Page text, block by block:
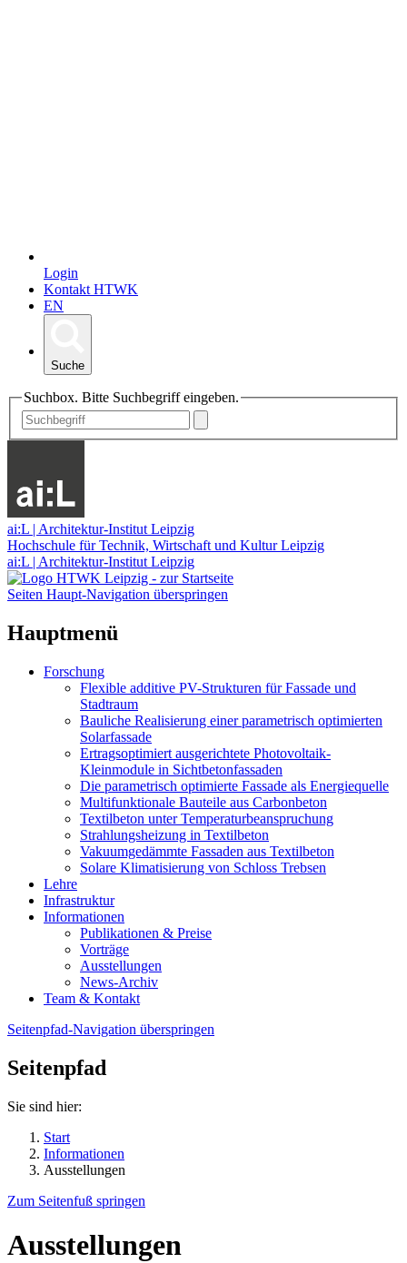
Login
Kontakt HTWK
EN
Suche
Suchbox. Bitte Suchbegriff eingeben.
ai:L | Architektur-Institut Leipzig
Hochschule für Technik, Wirtschaft und Kultur Leipzig
ai:L | Architektur-Institut Leipzig
Seiten Haupt-Navigation überspringen
Hauptmenü
Forschung
Flexible additive PV-Strukturen für Fassade und
Stadtraum
Bauliche Realisierung einer parametrisch optimierten
Solarfassade
Ertragsoptimiert ausgerichtete Photovoltaik-
Kleinmodule in Sichtbetonfassaden
Die parametrisch optimierte Fassade als Energiequelle
Multifunktionale Bauteile aus Carbonbeton
Textilbeton unter Temperaturbeanspruchung
Strahlungsheizung in Textilbeton
Vakuumgedämmte Fassaden aus Textilbeton
Solare Klimatisierung von Schloss Trebsen
Lehre
Infrastruktur
Informationen
Publikationen & Preise
Vorträge
Ausstellungen
News-Archiv
Team & Kontakt
Seitenpfad-Navigation überspringen
Seitenpfad
Sie sind hier:
Start
Informationen
Ausstellungen
Zum Seitenfuß springen
Ausstellungen